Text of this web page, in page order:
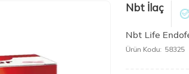
Nbt İlaç
Nbt Life
Ürün Kodu: 58325